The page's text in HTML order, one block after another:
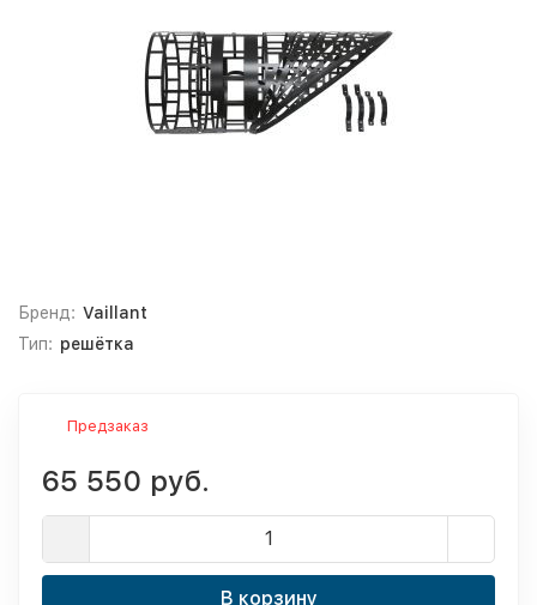
Бренд: Vaillant
Тип: решётка
Предзаказ
65 550 руб.
В корзину